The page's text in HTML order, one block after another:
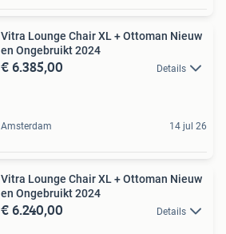
Vitra Lounge Chair XL + Ottoman Nieuw
en Ongebruikt 2024
€ 6.385,00 Details
Amsterdam 14 jul 26
Vitra Lounge Chair XL + Ottoman Nieuw
en Ongebruikt 2024
€ 6.240,00 Details